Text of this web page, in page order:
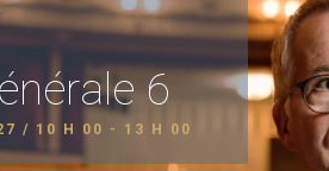
6
/ 10 H 00 - 13 H 00